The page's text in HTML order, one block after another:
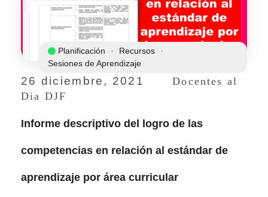
26 diciembre, 2021
Docentes al
Dia DJF
Planificación
Recursos
Sesiones de Aprendizaje
Informe descriptivo del logro de las
competencias en relación al estándar de
aprendizaje por área curricular